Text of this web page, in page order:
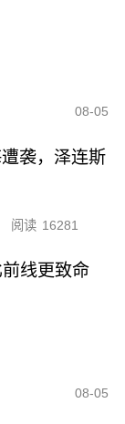
08-05
袭，泽连斯
阅读 16281
线更致命
08-05